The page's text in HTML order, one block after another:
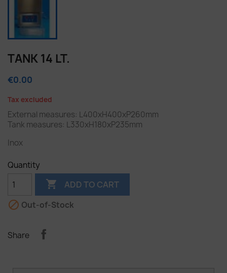
TANK 14 LT.
€0.00
Tax excluded
External measures: L400xH400xP260mm
Tank measures: L330xH180xP235mm
Inox
Quantity
 ADD TO CART
 Out-of-Stock
Share